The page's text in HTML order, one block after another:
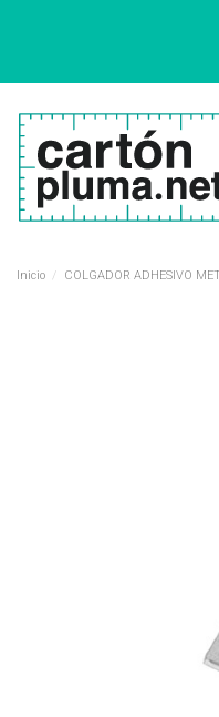
Inicio COLGADOR ADHESIVO